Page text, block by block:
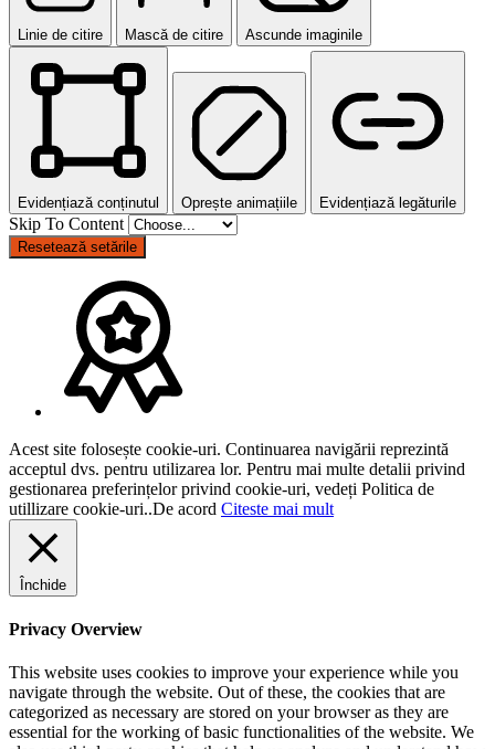
Linie de citire Mască de citire Ascunde imaginile
Evidențiază conținutul Oprește animațiile Evidențiază legăturile
Skip To Content
Resetează setările
Acest site folosește cookie-uri. Continuarea navigării reprezintă
acceptul dvs. pentru utilizarea lor. Pentru mai multe detalii privind
gestionarea preferințelor privind cookie-uri, vedeți Politica de
utillizare cookie-uri..De acord Citeste mai mult
Închide
Privacy Overview
This website uses cookies to improve your experience while you
navigate through the website. Out of these, the cookies that are
categorized as necessary are stored on your browser as they are
essential for the working of basic functionalities of the website. We